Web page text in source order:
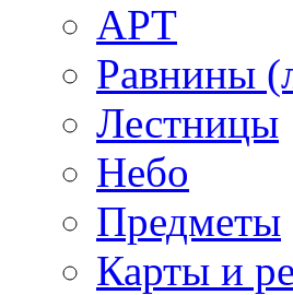
АРТ
Равнины
Лестницы
Небо
Предметы
Карты и